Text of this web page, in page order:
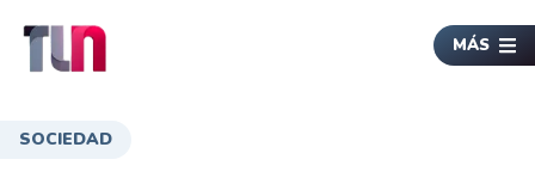
MÁS
SOCIEDAD